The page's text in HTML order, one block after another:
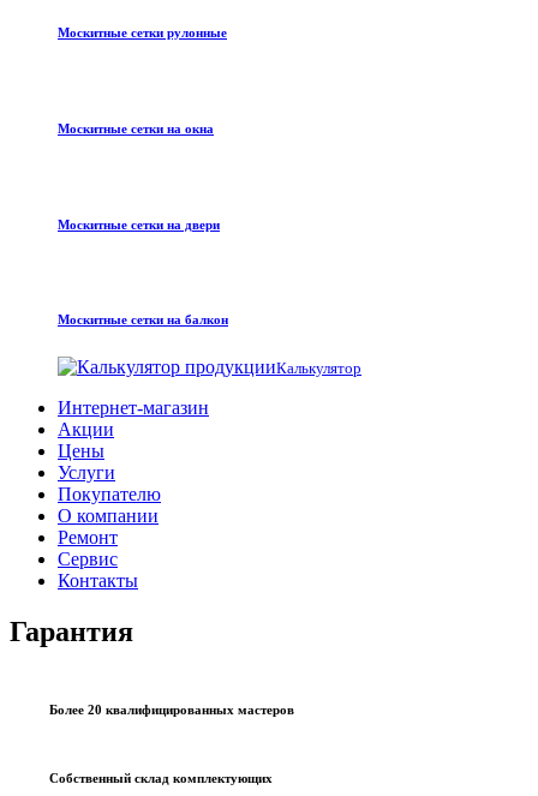
Москитные сетки рулонные
Москитные сетки на окна
Москитные сетки на двери
Москитные сетки на балкон
Калькулятор
Интернет-магазин
Акции
Цены
Услуги
Покупателю
О компании
Ремонт
Сервис
Контакты
Гарантия
Более 20 квалифицированных мастеров
Собственный склад комплектующих